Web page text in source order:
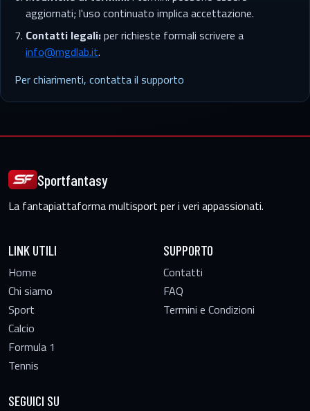
aggiornati; l'uso continuato implica accettazione.
Contatti legali:per richieste formali scrivere a
info@mgdlab.it.
Per chiarimenti, contatta il supporto
Sportfantasy
La fantapiattaforma multisport per i veri appassionati.
LINK UTILI
Home
Chi siamo
Sport
Calcio
Formula 1
Tennis
SUPPORTO
Contatti
FAQ
Termini e Condizioni
SEGUICI SU